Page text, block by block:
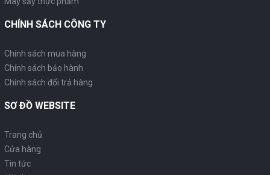
CHÍNH SÁCH CÔNG TY
Chính sách mua hàng
Chính sách bảo hành
Chính sách đổi trả hàng
SƠ ĐỒ WEBSITE
Trang chủ
Cửa hàng
Tin tức